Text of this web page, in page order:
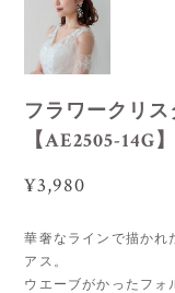
フラワークリ
【AE2505-14G】
¥3,980
華奢なラインで描かれ
アス。
ウエーブがかったフォ